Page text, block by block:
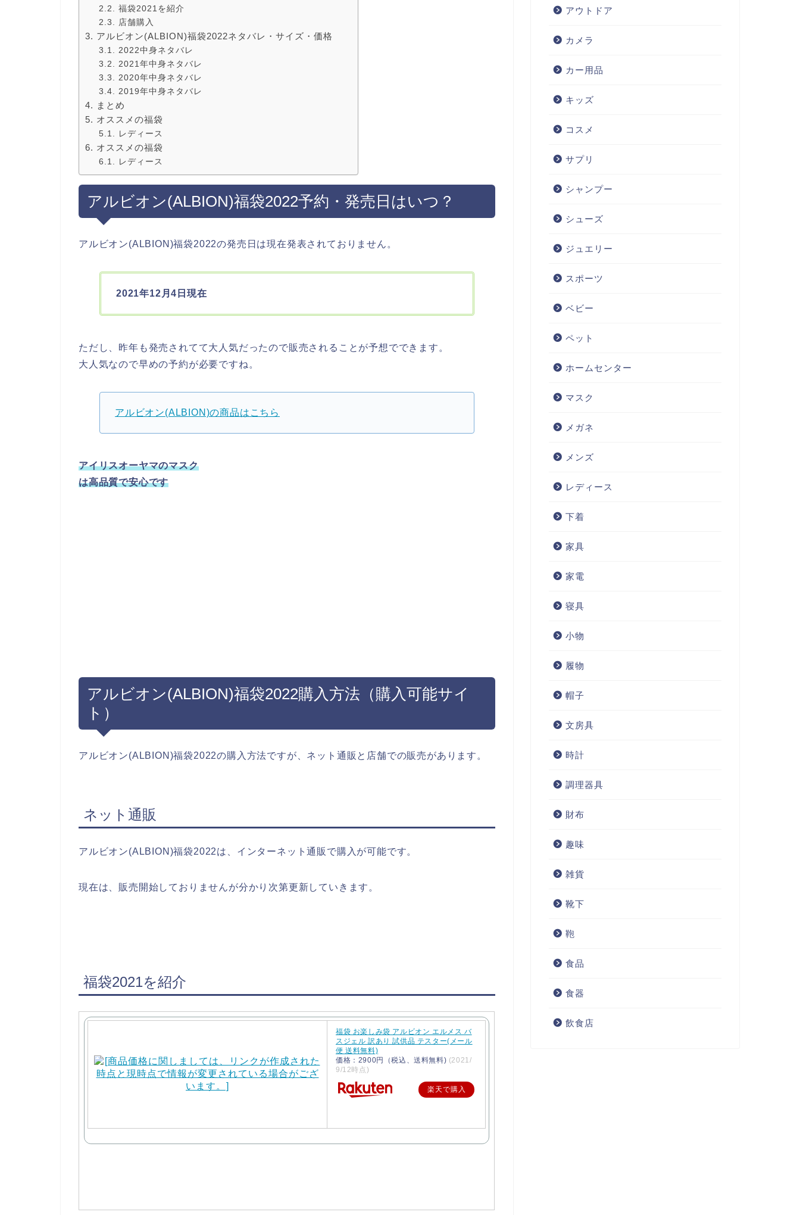
福袋2021を紹介
店舗購入
アルビオン(ALBION)福袋2022ネタバレ・サイズ・価格
2022中身ネタバレ
2021年中身ネタバレ
2020年中身ネタバレ
2019年中身ネタバレ
まとめ
オススメの福袋
レディース
オススメの福袋
レディース
アルビオン(ALBION)福袋2022予約・発売日はいつ？
アルビオン(ALBION)福袋2022の発売日は現在発表されておりません。
2021年12月4日現在
ただし、昨年も発売されてて大人気だったので販売されることが予想でできます。
大人気なので早めの予約が必要ですね。
アルビオン(ALBION)の商品はこちら
アイリスオーヤマのマスク
は高品質で安心です
アルビオン(ALBION)福袋2022購入方法（購入可能サイ
ト）
アルビオン(ALBION)福袋2022の購入方法ですが、ネット通販と店舗での販売があります。
ネット通販
アルビオン(ALBION)福袋2022は、インターネット通販で購入が可能です。
現在は、販売開始しておりませんが分かり次第更新していきます。
福袋2021を紹介
福袋 お楽しみ袋 アルビオン エルメス バ
スジェル 訳あり 試供品 テスター(メール
便 送料無料)
価格：2900円（税込、送料無料) (2021/
9/12時点)
楽天で購入
アウトドア
カメラ
カー用品
キッズ
コスメ
サプリ
シャンプー
シューズ
ジュエリー
スポーツ
ベビー
ペット
ホームセンター
マスク
メガネ
メンズ
レディース
下着
家具
家電
寝具
小物
履物
帽子
文房具
時計
調理器具
財布
趣味
雑貨
靴下
鞄
食品
食器
飲食店